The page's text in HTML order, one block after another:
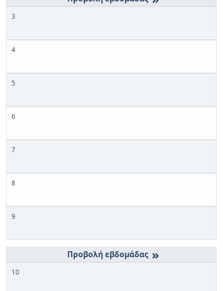
3
4
5
6
7
8
9
»
10